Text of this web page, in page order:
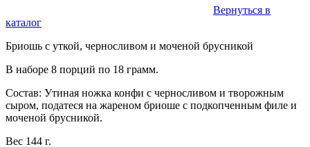
Вернуться в
каталог
Бриошь с уткой, черносливом и моченой брусникой
В наборе 8 порций по 18 грамм.
Состав: Утиная ножка конфи с черносливом и творожным
сыром, податеся на жареном бриоше с подкопченным филе и
моченой брусникой.
Вес 144 г.